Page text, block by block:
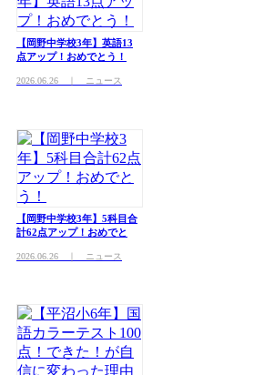
【岡野中学校3年】英語13
点アップ！おめでとう！
2026.06.26 ｜ ニュース
【岡野中学校3年】5科目合
計62点アップ！おめでと
2026.06.26 ｜ ニュース